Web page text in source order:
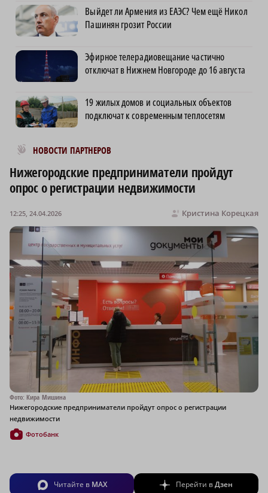
Выйдет ли Армения из ЕАЭС? Чем ещё Никол
Пашинян грозит России
Эфирное телерадиовещание частично
отключат в Нижнем Новгороде до 16 августа
19 жилых домов и социальных объектов
подключат к современным теплосетям
НОВОСТИ ПАРТНЕРОВ
Новости МирТесен
Нижегородские предприниматели пройдут
опрос о регистрации недвижимости
Кристина Корецкая
12:25, 24.04.2026
Фото: Кира Мишина
Нижегородские предприниматели пройдут опрос о регистрации
недвижимости
Фотобанк
Читайте в MAX Перейти вДзен